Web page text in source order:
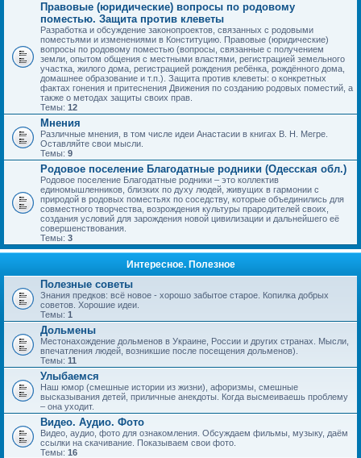
Правовые (юридические) вопросы по родовому
поместью. Защита против клеветы
Разработка и обсуждение законопроектов, связанных с родовыми
поместьями и изменениями в Конституцию. Правовые (юридические)
вопросы по родовому поместью (вопросы, связанные с получением
земли, опытом общения с местными властями, регистрацией земельного
участка, жилого дома, регистрацией рождения ребёнка, рождённого дома,
домашнее образование и т.п.). Защита против клеветы: о конкретных
фактах гонения и притеснения Движения по созданию родовых поместий, а
также о методах защиты своих прав.
Темы: 12
Мнения
Различные мнения, в том числе идеи Анастасии в книгах В. Н. Мегре.
Оставляйте свои мысли.
Темы: 9
Родовое поселение Благодатные родники (Одесская обл.)
Родовое поселение Благодатные родники – это коллектив
единомышленников, близких по духу людей, живущих в гармонии с
природой в родовых поместьях по соседству, которые объединились для
совместного творчества, возрождения культуры прародителей своих,
создания условий для зарождения новой цивилизации и дальнейшего её
совершенствования.
Темы: 3
Интересное. Полезное
Полезные советы
Знания предков: всё новое - хорошо забытое старое. Копилка добрых
советов. Хорошие идеи.
Темы: 1
Дольмены
Местонахождение дольменов в Украине, России и других странах. Мысли,
впечатления людей, возникшие после посещения дольменов).
Темы: 11
Улыбаемся
Наш юмор (смешные истории из жизни), афоризмы, смешные
высказывания детей, приличные анекдоты. Когда высмеиваешь проблему
– она уходит.
Видео. Аудио. Фото
Видео, аудио, фото для ознакомления. Обсуждаем фильмы, музыку, даём
ссылки на скачивание. Показываем свои фото.
Темы: 16